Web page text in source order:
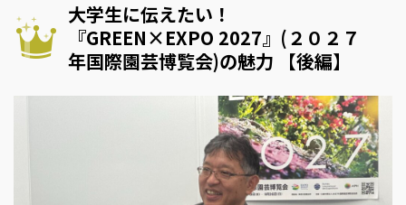
大学生に伝えたい！
『GREEN×EXPO 2027』(２０２７
年国際園芸博覧会)の魅力 【後編】